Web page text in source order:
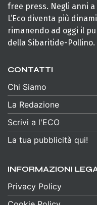
free press. Negli anni
L’Eco diventa più
rimanendo ad oggi il
della Sibaritide-Pollino.
CONTATTI
Chi Siamo
La Redazione
Scrivi a l'ECO
La tua pubblicità qui!
INFORMAZIONI
Privacy Policy